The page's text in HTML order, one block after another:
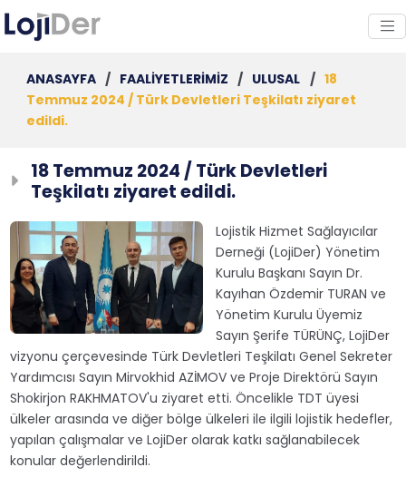
ANASAYFA / FAALİYETLERİMİZ / ULUSAL / 18
Temmuz 2024 / Türk Devletleri Teşkilatı ziyaret
edildi.
18 Temmuz 2024 / Türk Devletleri
Teşkilatı ziyaret edildi.
Lojistik Hizmet Sağlayıcılar
Derneği (LojiDer) Yönetim
Kurulu Başkanı Sayın Dr.
Kayıhan Özdemir TURAN ve
Yönetim Kurulu Üyemiz
Sayın Şerife TÜRÜNÇ, LojiDer
vizyonu çerçevesinde Türk Devletleri Teşkilatı Genel Sekreter
Yardımcısı Sayın Mirvokhid AZİMOV ve Proje Direktörü Sayın
Shokirjon RAKHMATOV'u ziyaret etti. Öncelikle TDT üyesi
ülkeler arasında ve diğer bölge ülkeleri ile ilgili lojistik hedefler,
yapılan çalışmalar ve LojiDer olarak katkı sağlanabilecek
konular değerlendirildi.